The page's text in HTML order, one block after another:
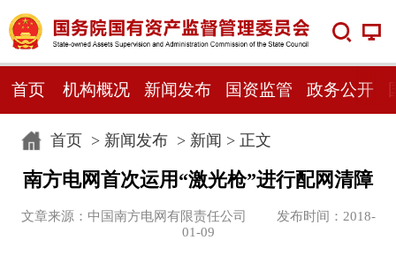
首页 机构概况 新闻发布 国资监管 政务公开
首页> 新闻发布> 新闻 > 正文
南方电网首次运用“激光枪”进行配网清障
文章来源：中国南方电网有限责任公司 发布时间：2018-
01-09